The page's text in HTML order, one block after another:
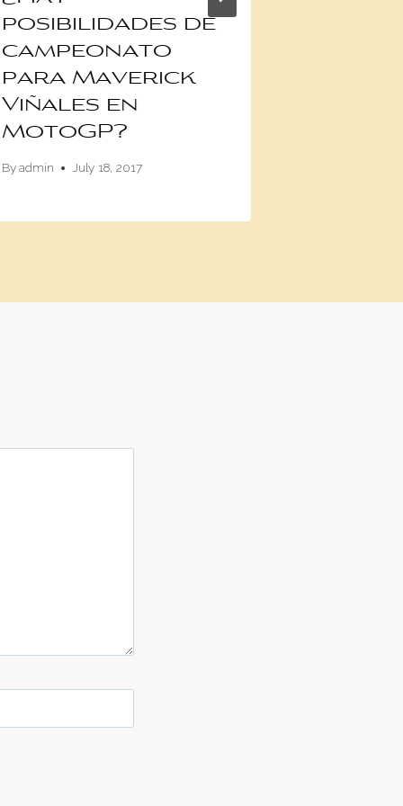
posibilidades de
campeonato
para Maverick
Viñales en
MotoGP?
By admin July 18, 2017